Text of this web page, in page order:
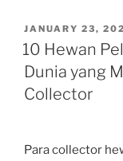
POSTED
ON
JANUARY 23,
10 Hewan
Dunia yang
Collector
Para collector